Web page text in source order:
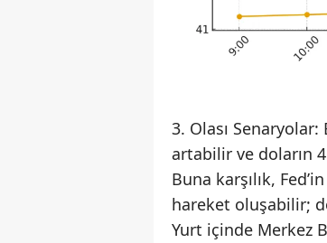
3. Olası Senaryolar:
artabilir ve doların
Buna karşılık,
hareket oluşabilir;
Yurt içinde Merkez